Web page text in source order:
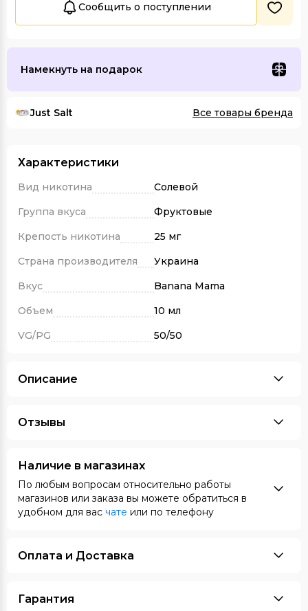
Сообщить о поступлении
Намекнуть на подарок
Just Salt Все товары бренда
Характеристики
Вид никотина
Солевой
Группа вкуса
Фруктовые
Крепость никотина
25 мг
Страна производителя
Украина
Вкус
Banana Mama
Объем
10 мл
VG/PG
50/50
Описание
Отзывы
Наличие в магазинах
По любым вопросам относительно работы
магазинов или заказа вы можете обратиться в
удобном для вас чате или по телефону
Оплата и Доставка
Гарантия